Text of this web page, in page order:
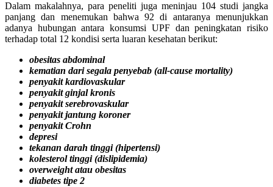
Dalam makalahnya, para peneliti juga meninjau 104 studi jangka
panjang dan menemukan bahwa 92 di antaranya menunjukkan
adanya hubungan antara konsumsi UPF dan peningkatan risiko
terhadap total 12 kondisi serta luaran kesehatan berikut:
obesitas abdominal
kematian dari segala penyebab (all-cause mortality)
penyakit kardiovaskular
penyakit ginjal kronis
penyakit serebrovaskular
penyakit jantung koroner
penyakit Crohn
depresi
tekanan darah tinggi (hipertensi)
kolesterol tinggi (dislipidemia)
overweight atau obesitas
diabetes tipe 2